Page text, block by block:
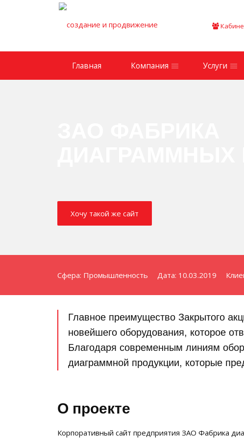
Главная Компания Услуги
Хочу такой же сайт
Сфера: Промышленность Дата: 10.03.2019
Главное преимущество Закрытого
новейшего оборудования, которое
Благодаря современным линиям
диаграммной продукции, которые
О проекте
Корпоративный сайт предприятия ЗАО Фабрика